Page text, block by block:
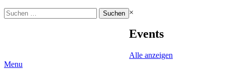
Suchen
nach:
×
Events
Alle anzeigen
Menu